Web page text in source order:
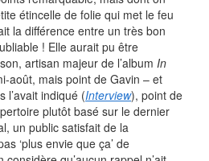
étincelle de folie qui met le feu
la différence entre un très bon
! Elle aurait pu être
artisan majeur de l’album In
août, mais point de Gavin – et
l’avait indiqué (Interview), point de
plutôt basé sur le dernier
un public satisfait de la
‘plus envie que ça’ de